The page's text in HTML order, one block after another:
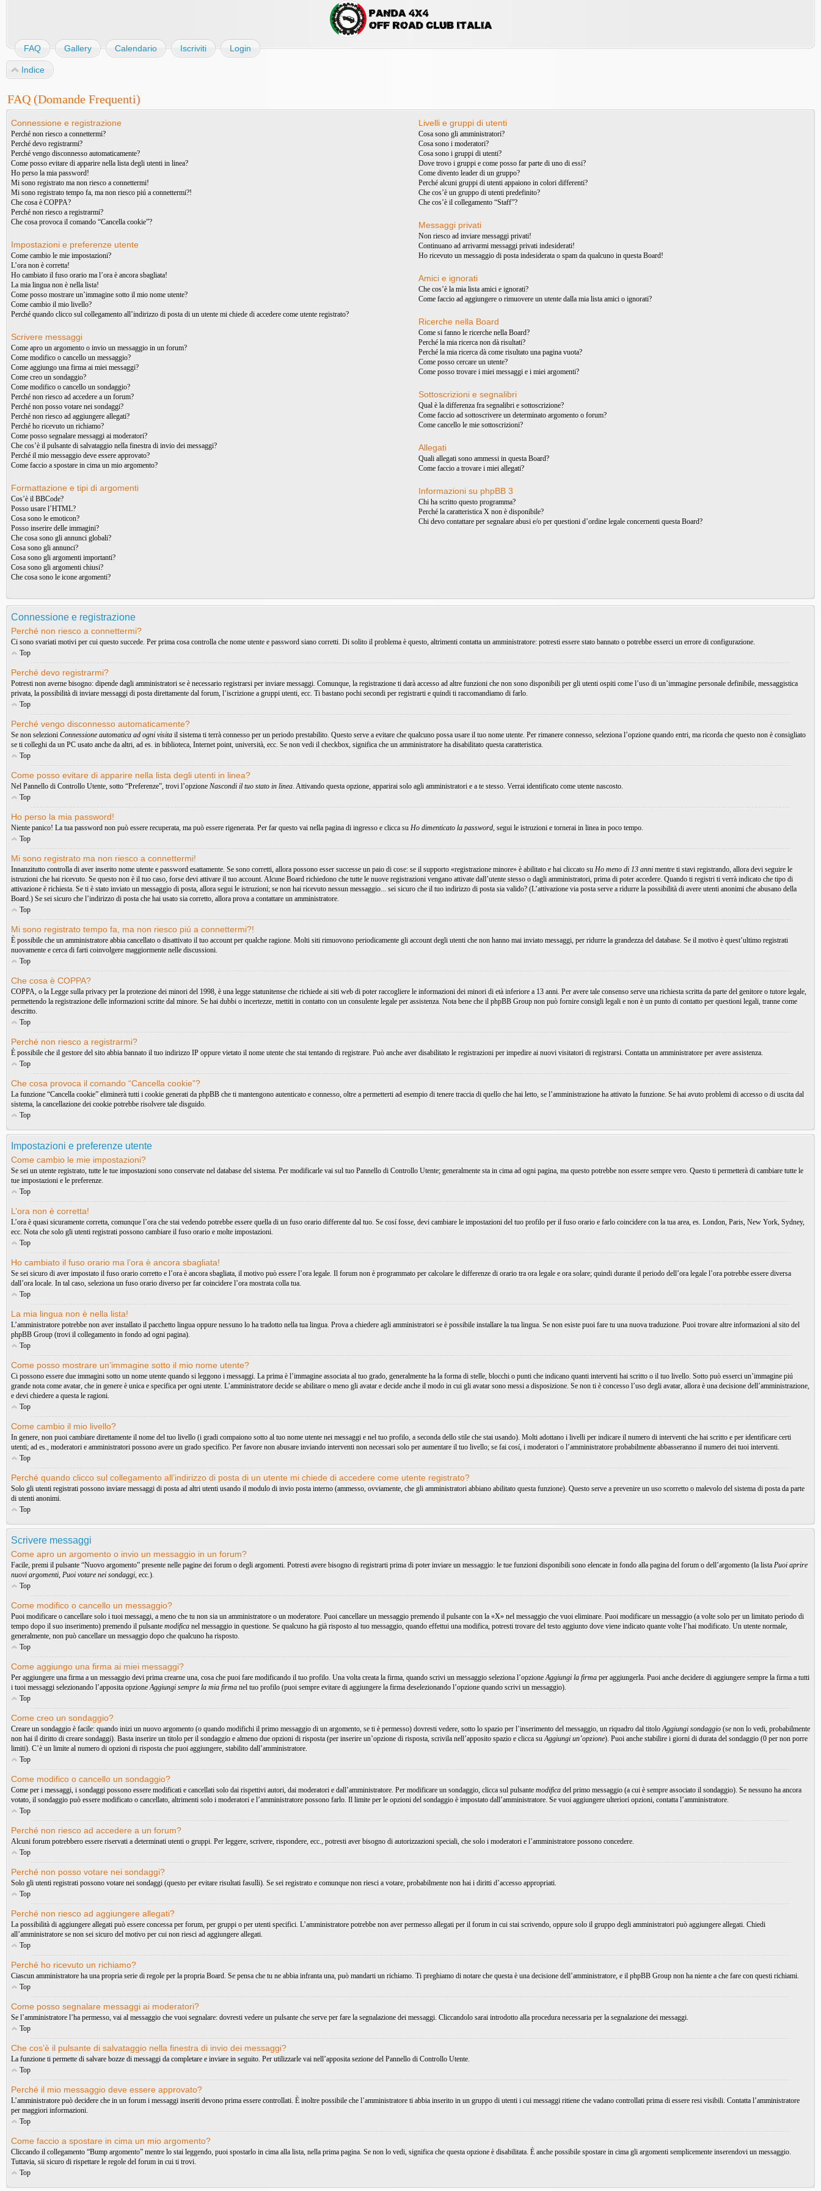
FAQ Gallery Calendario Iscriviti Login
Indice
FAQ (Domande Frequenti)
Connessione e registrazione
Perché non riesco a connettermi?
Perché devo registrarmi?
Perché vengo disconnesso automaticamente?
Come posso evitare di apparire nella lista degli utenti in linea?
Ho perso la mia password!
Mi sono registrato ma non riesco a connettermi!
Mi sono registrato tempo fa, ma non riesco piú a connettermi?!
Che cosa è COPPA?
Perché non riesco a registrarmi?
Che cosa provoca il comando “Cancella cookie”?
Impostazioni e preferenze utente
Come cambio le mie impostazioni?
L’ora non è corretta!
Ho cambiato il fuso orario ma l’ora è ancora sbagliata!
La mia lingua non è nella lista!
Come posso mostrare un’immagine sotto il mio nome utente?
Come cambio il mio livello?
Perché quando clicco sul collegamento all’indirizzo di posta di un utente mi chiede di accedere come utente registrato?
Scrivere messaggi
Come apro un argomento o invio un messaggio in un forum?
Come modifico o cancello un messaggio?
Come aggiungo una firma ai miei messaggi?
Come creo un sondaggio?
Come modifico o cancello un sondaggio?
Perché non riesco ad accedere a un forum?
Perché non posso votare nei sondaggi?
Perché non riesco ad aggiungere allegati?
Perché ho ricevuto un richiamo?
Come posso segnalare messaggi ai moderatori?
Che cos’è il pulsante di salvataggio nella finestra di invio dei messaggi?
Perché il mio messaggio deve essere approvato?
Come faccio a spostare in cima un mio argomento?
Formattazione e tipi di argomenti
Cos’è il BBCode?
Posso usare l’HTML?
Cosa sono le emoticon?
Posso inserire delle immagini?
Che cosa sono gli annunci globali?
Cosa sono gli annunci?
Cosa sono gli argomenti importanti?
Cosa sono gli argomenti chiusi?
Che cosa sono le icone argomenti?
Livelli e gruppi di utenti
Cosa sono gli amministratori?
Cosa sono i moderatori?
Cosa sono i gruppi di utenti?
Dove trovo i gruppi e come posso far parte di uno di essi?
Come divento leader di un gruppo?
Perché alcuni gruppi di utenti appaiono in colori differenti?
Che cos’è un gruppo di utenti predefinito?
Che cos’è il collegamento “Staff”?
Messaggi privati
Non riesco ad inviare messaggi privati!
Continuano ad arrivarmi messaggi privati indesiderati!
Ho ricevuto un messaggio di posta indesiderata o spam da qualcuno in questa Board!
Amici e ignorati
Che cos’è la mia lista amici e ignorati?
Come faccio ad aggiungere o rimuovere un utente dalla mia lista amici o ignorati?
Ricerche nella Board
Come si fanno le ricerche nella Board?
Perché la mia ricerca non dà risultati?
Perché la mia ricerca dà come risultato una pagina vuota?
Come posso cercare un utente?
Come posso trovare i miei messaggi e i miei argomenti?
Sottoscrizioni e segnalibri
Qual è la differenza fra segnalibri e sottoscrizione?
Come faccio ad sottoscrivere un determinato argomento o forum?
Come cancello le mie sottoscrizioni?
Allegati
Quali allegati sono ammessi in questa Board?
Come faccio a trovare i miei allegati?
Informazioni su phpBB 3
Chi ha scritto questo programma?
Perché la caratteristica X non è disponibile?
Chi devo contattare per segnalare abusi e/o per questioni d’ordine legale concernenti questa Board?
Connessione e registrazione
Perché non riesco a connettermi?
Ci sono svariati motivi per cui questo succede. Per prima cosa controlla che nome utente e password siano corretti. Di solito il problema è questo, altrimenti contatta un amministratore: potresti essere stato bannato o potrebbe esserci un errore di configurazione.
Top
Perché devo registrarmi?
Potresti non averne bisogno: dipende dagli amministratori se è necessario registrarsi per inviare messaggi. Comunque, la registrazione ti darà accesso ad altre funzioni che non sono disponibili per gli utenti ospiti come l’uso di un’immagine personale definibile, messaggistica
privata, la possibilità di inviare messaggi di posta direttamente dal forum, l’iscrizione a gruppi utenti, ecc. Ti bastano pochi secondi per registrarti e quindi ti raccomandiamo di farlo.
Top
Perché vengo disconnesso automaticamente?
Se non selezioni Connessione automatica ad ogni visita il sistema ti terrà connesso per un periodo prestabilito. Questo serve a evitare che qualcuno possa usare il tuo nome utente. Per rimanere connesso, seleziona l’opzione quando entri, ma ricorda che questo non è consigliato
se ti colleghi da un PC usato anche da altri, ad es. in biblioteca, Internet point, università, ecc. Se non vedi il checkbox, significa che un amministratore ha disabilitato questa caratteristica.
Top
Come posso evitare di apparire nella lista degli utenti in linea?
Nel Pannello di Controllo Utente, sotto “Preferenze”, trovi l’opzione Nascondi il tuo stato in linea. Attivando questa opzione, apparirai solo agli amministratori e a te stesso. Verrai identificato come utente nascosto.
Top
Ho perso la mia password!
Niente panico! La tua password non può essere recuperata, ma può essere rigenerata. Per far questo vai nella pagina di ingresso e clicca su Ho dimenticato la password, segui le istruzioni e tornerai in linea in poco tempo.
Top
Mi sono registrato ma non riesco a connettermi!
Innanzitutto controlla di aver inserito nome utente e password esattamente. Se sono corretti, allora possono esser successe un paio di cose: se il supporto «registrazione minore» è abilitato e hai cliccato su Ho meno di 13 anni mentre ti stavi registrando, allora devi seguire le
istruzioni che hai ricevuto. Se questo non è il tuo caso, forse devi attivare il tuo account. Alcune Board richiedono che tutte le nuove registrazioni vengano attivate dall’utente stesso o dagli amministratori, prima di poter accedere. Quando ti registri ti verrà indicato che tipo di
attivazione è richiesta. Se ti è stato inviato un messaggio di posta, allora segui le istruzioni; se non hai ricevuto nessun messaggio... sei sicuro che il tuo indirizzo di posta sia valido? (L’attivazione via posta serve a ridurre la possibilità di avere utenti anonimi che abusano della
Board.) Se sei sicuro che l’indirizzo di posta che hai usato sia corretto, allora prova a contattare un amministratore.
Top
Mi sono registrato tempo fa, ma non riesco piú a connettermi?!
È possibile che un amministratore abbia cancellato o disattivato il tuo account per qualche ragione. Molti siti rimuovono periodicamente gli account degli utenti che non hanno mai inviato messaggi, per ridurre la grandezza del database. Se il motivo è quest’ultimo registrati
nuovamente e cerca di farti coinvolgere maggiormente nelle discussioni.
Top
Che cosa è COPPA?
COPPA, o la Legge sulla privacy per la protezione dei minori del 1998, è una legge statunitense che richiede ai siti web di poter raccogliere le informazioni dei minori di età inferiore a 13 anni. Per avere tale consenso serve una richiesta scritta da parte del genitore o tutore legale,
permettendo la registrazione delle informazioni scritte dal minore. Se hai dubbi o incertezze, mettiti in contatto con un consulente legale per assistenza. Nota bene che il phpBB Group non può fornire consigli legali e non è un punto di contatto per questioni legali, tranne come
descritto.
Top
Perché non riesco a registrarmi?
È possibile che il gestore del sito abbia bannato il tuo indirizzo IP oppure vietato il nome utente che stai tentando di registrare. Può anche aver disabilitato le registrazioni per impedire ai nuovi visitatori di registrarsi. Contatta un amministratore per avere assistenza.
Top
Che cosa provoca il comando “Cancella cookie”?
La funzione “Cancella cookie” eliminerà tutti i cookie generati da phpBB che ti mantengono autenticato e connesso, oltre a permetterti ad esempio di tenere traccia di quello che hai letto, se l’amministrazione ha attivato la funzione. Se hai avuto problemi di accesso o di uscita dal
sistema, la cancellazione dei cookie potrebbe risolvere tale disguido.
Top
Impostazioni e preferenze utente
Come cambio le mie impostazioni?
Se sei un utente registrato, tutte le tue impostazioni sono conservate nel database del sistema. Per modificarle vai sul tuo Pannello di Controllo Utente; generalmente sta in cima ad ogni pagina, ma questo potrebbe non essere sempre vero. Questo ti permetterà di cambiare tutte le
tue impostazioni e le preferenze.
Top
L’ora non è corretta!
L’ora è quasi sicuramente corretta, comunque l’ora che stai vedendo potrebbe essere quella di un fuso orario differente dal tuo. Se cosí fosse, devi cambiare le impostazioni del tuo profilo per il fuso orario e farlo coincidere con la tua area, es. London, Paris, New York, Sydney,
ecc. Nota che solo gli utenti registrati possono cambiare il fuso orario e molte impostazioni.
Top
Ho cambiato il fuso orario ma l’ora è ancora sbagliata!
Se sei sicuro di aver impostato il fuso orario corretto e l’ora è ancora sbagliata, il motivo può essere l’ora legale. Il forum non è programmato per calcolare le differenze di orario tra ora legale e ora solare; quindi durante il periodo dell’ora legale l’ora potrebbe essere diversa
dall’ora locale. In tal caso, seleziona un fuso orario diverso per far coincidere l’ora mostrata colla tua.
Top
La mia lingua non è nella lista!
L’amministratore potrebbe non aver installato il pacchetto lingua oppure nessuno lo ha tradotto nella tua lingua. Prova a chiedere agli amministratori se è possibile installare la tua lingua. Se non esiste puoi fare tu una nuova traduzione. Puoi trovare altre informazioni al sito del
phpBB Group (trovi il collegamento in fondo ad ogni pagina).
Top
Come posso mostrare un’immagine sotto il mio nome utente?
Ci possono essere due immagini sotto un nome utente quando si leggono i messaggi. La prima è l’immagine associata al tuo grado, generalmente ha la forma di stelle, blocchi o punti che indicano quanti interventi hai scritto o il tuo livello. Sotto può esserci un’immagine piú
grande nota come avatar, che in genere è unica e specifica per ogni utente. L’amministratore decide se abilitare o meno gli avatar e decide anche il modo in cui gli avatar sono messi a disposizione. Se non ti è concesso l’uso degli avatar, allora è una decisione dell’amministrazione,
e devi chiedere a questa le ragioni.
Top
Come cambio il mio livello?
In genere, non puoi cambiare direttamente il nome del tuo livello (i gradi compaiono sotto al tuo nome utente nei messaggi e nel tuo profilo, a seconda dello stile che stai usando). Molti adottano i livelli per indicare il numero di interventi che hai scritto e per identificare certi
utenti; ad es., moderatori e amministratori possono avere un grado specifico. Per favore non abusare inviando interventi non necessari solo per aumentare il tuo livello; se fai cosí, i moderatori o l’amministratore probabilmente abbasseranno il numero dei tuoi interventi.
Top
Perché quando clicco sul collegamento all’indirizzo di posta di un utente mi chiede di accedere come utente registrato?
Solo gli utenti registrati possono inviare messaggi di posta ad altri utenti usando il modulo di invio posta interno (ammesso, ovviamente, che gli amministratori abbiano abilitato questa funzione). Questo serve a prevenire un uso scorretto o malevolo del sistema di posta da parte
di utenti anonimi.
Top
Scrivere messaggi
Come apro un argomento o invio un messaggio in un forum?
Facile, premi il pulsante “Nuovo argomento” presente nelle pagine dei forum o degli argomenti. Potresti avere bisogno di registrarti prima di poter inviare un messaggio: le tue funzioni disponibili sono elencate in fondo alla pagina del forum o dell’argomento (la lista Puoi aprire
nuovi argomenti, Puoi votare nei sondaggi, ecc.).
Top
Come modifico o cancello un messaggio?
Puoi modificare o cancellare solo i tuoi messaggi, a meno che tu non sia un amministratore o un moderatore. Puoi cancellare un messaggio premendo il pulsante con la «X» nel messaggio che vuoi eliminare. Puoi modificare un messaggio (a volte solo per un limitato periodo di
tempo dopo il suo inserimento) premendo il pulsante modifica nel messaggio in questione. Se qualcuno ha già risposto al tuo messaggio, quando effettui una modifica, potresti trovare del testo aggiunto dove viene indicato quante volte l’hai modificato. Un utente normale,
generalmente, non può cancellare un messaggio dopo che qualcuno ha risposto.
Top
Come aggiungo una firma ai miei messaggi?
Per aggiungere una firma a un messaggio devi prima crearne una, cosa che puoi fare modificando il tuo profilo. Una volta creata la firma, quando scrivi un messaggio seleziona l’opzioneAggiungi la firma per aggiungerla. Puoi anche decidere di aggiungere sempre la firma a tutti
i tuoi messaggi selezionando l’apposita opzioneAggiungi sempre la mia firma nel tuo profilo (puoi sempre evitare di aggiungere la firma deselezionando l’opzione quando scrivi un messaggio).
Top
Come creo un sondaggio?
Creare un sondaggio è facile: quando inizi un nuovo argomento (o quando modifichi il primo messaggio di un argomento, se ti è permesso) dovresti vedere, sotto lo spazio per l’inserimento del messaggio, un riquadro dal titoloAggiungi sondaggio (se non lo vedi, probabilmente
non hai il diritto di creare sondaggi). Basta inserire un titolo per il sondaggio e almeno due opzioni di risposta (per inserire un’opzione di risposta, scrivila nell’apposito spazio e clicca suAggiungi un’opzione). Puoi anche stabilire i giorni di durata del sondaggio (0 per non porre
limiti). C’è un limite al numero di opzioni di risposta che puoi aggiungere, stabilito dall’amministratore.
Top
Come modifico o cancello un sondaggio?
Come per i messaggi, i sondaggi possono essere modificati e cancellati solo dai rispettivi autori, dai moderatori e dall’amministratore. Per modificare un sondaggio, clicca sul pulsante modifica del primo messaggio (a cui è sempre associato il sondaggio). Se nessuno ha ancora
votato, il sondaggio può essere modificato o cancellato, altrimenti solo i moderatori e l’amministratore possono farlo. Il limite per le opzioni del sondaggio è impostato dall’amministratore. Se vuoi aggiungere ulteriori opzioni, contatta l’amministratore.
Top
Perché non riesco ad accedere a un forum?
Alcuni forum potrebbero essere riservati a determinati utenti o gruppi. Per leggere, scrivere, rispondere, ecc., potresti aver bisogno di autorizzazioni speciali, che solo i moderatori e l’amministratore possono concedere.
Top
Perché non posso votare nei sondaggi?
Solo gli utenti registrati possono votare nei sondaggi (questo per evitare risultati fasulli). Se sei registrato e comunque non riesci a votare, probabilmente non hai i diritti d’accesso appropriati.
Top
Perché non riesco ad aggiungere allegati?
La possibilità di aggiungere allegati può essere concessa per forum, per gruppi o per utenti specifici. L’amministratore potrebbe non aver permesso allegati per il forum in cui stai scrivendo, oppure solo il gruppo degli amministratori può aggiungere allegati. Chiedi
all’amministratore se non sei sicuro del motivo per cui non riesci ad aggiungere allegati.
Top
Perché ho ricevuto un richiamo?
Ciascun amministratore ha una propria serie di regole per la propria Board. Se pensa che tu ne abbia infranta una, può mandarti un richiamo. Ti preghiamo di notare che questa è una decisione dell’amministratore, e il phpBB Group non ha niente a che fare con questi richiami.
Top
Come posso segnalare messaggi ai moderatori?
Se l’amministratore l’ha permesso, vai al messaggio che vuoi segnalare: dovresti vedere un pulsante che serve per fare la segnalazione dei messaggi. Cliccandolo sarai introdotto alla procedura necessaria per la segnalazione dei messaggi.
Top
Che cos’è il pulsante di salvataggio nella finestra di invio dei messaggi?
La funzione ti permette di salvare bozze di messaggi da completare e inviare in seguito. Per utilizzarle vai nell’apposita sezione del Pannello di Controllo Utente.
Top
Perché il mio messaggio deve essere approvato?
L’amministratore può decidere che in un forum i messaggi inseriti devono prima essere controllati. È inoltre possibile che l’amministratore ti abbia inserito in un gruppo di utenti i cui messaggi ritiene che vadano controllati prima di essere resi visibili. Contatta l’amministratore
per maggiori informazioni.
Top
Come faccio a spostare in cima un mio argomento?
Cliccando il collegamento “Bump argomento” mentre lo stai leggendo, puoi spostarlo in cima alla lista, nella prima pagina. Se non lo vedi, significa che questa opzione è disabilitata. È anche possibile spostare in cima gli argomenti semplicemente inserendovi un messaggio.
Tuttavia, sii sicuro di rispettare le regole del forum in cui ti trovi.
Top